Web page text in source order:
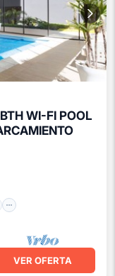
WI-FI POOL
VER OFERTA